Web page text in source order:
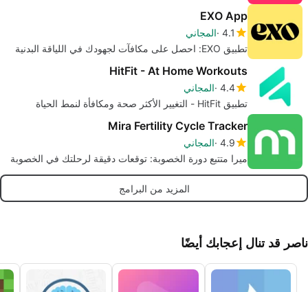
EXO App
4.1 المجاني
تطبيق EXO: احصل على مكافآت لجهودك في اللياقة البدنية
HitFit - At Home Workouts
4.4 المجاني
تطبيق HitFit - التغيير الأكثر صحة ومكافأة لنمط الحياة
Mira Fertility Cycle Tracker
4.9 المجاني
ميرا متتبع دورة الخصوبة: توقعات دقيقة لرحلتك في الخصوبة
المزيد من البرامج
ناصر قد تنال إعجابك أيضًا